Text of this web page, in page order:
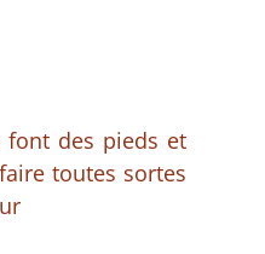
font des pieds et
toutes sortes